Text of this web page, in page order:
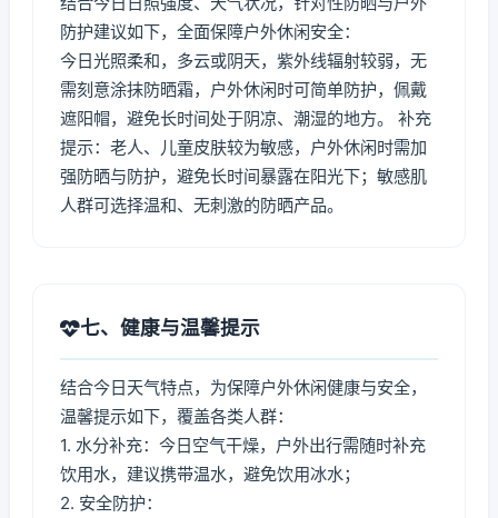
防护建议如下，全面保障户外休闲安全：
今日光照柔和，多云或阴天，紫外线辐射较弱，无
需刻意涂抹防晒霜，户外休闲时可简单防护，佩戴
遮阳帽，避免长时间处于阴凉、潮湿的地方。 补充
提示：老人、儿童皮肤较为敏感，户外休闲时需加
强防晒与防护，避免长时间暴露在阳光下；敏感肌
人群可选择温和、无刺激的防晒产品。
七、健康与温馨提示
结合今日天气特点，为保障户外休闲健康与安全，
温馨提示如下，覆盖各类人群：
1. 水分补充：今日空气干燥，户外出行需随时补充
饮用水，建议携带温水，避免饮用冰水；
2. 安全防护：